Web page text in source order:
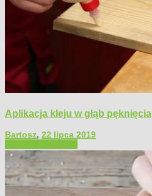
Aplikacja kleju w głąb pęknięcia
Bartosz, 22 lipca 2019